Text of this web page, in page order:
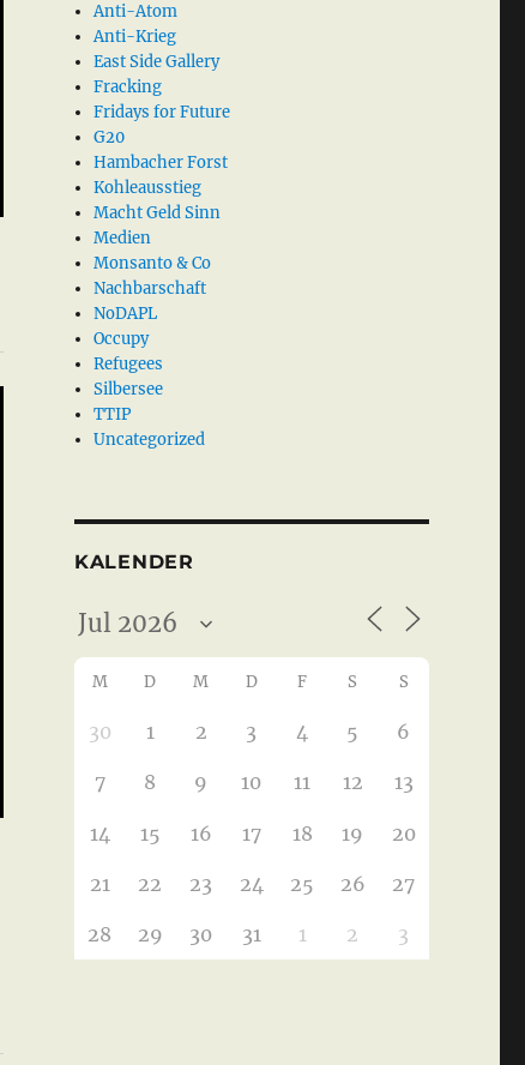
Anti-Atom
Anti-Krieg
East Side Gallery
Fracking
Fridays for Future
G20
Hambacher Forst
Kohleausstieg
Macht Geld Sinn
Medien
Monsanto & Co
Nachbarschaft
NoDAPL
Occupy
Refugees
Silbersee
TTIP
Uncategorized
KALENDER
M D M D F S S
30 1 2 3 4 5 6
7 8 9 10 11 12 13
14 15 16 17 18 19 20
21 22 23 24 25 26 27
28 29 30 31 1 2 3